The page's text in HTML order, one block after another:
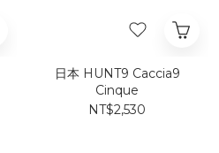
日本 HUNT9 Caccia9
Cinque
NT$2,530